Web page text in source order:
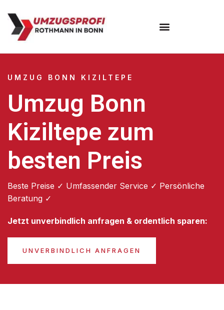
UMZUG BONN KIZILTEPE
Umzug Bonn
Kiziltepe zum
besten Preis
Beste Preise ✓ Umfassender Service ✓ Persönliche
Beratung ✓
Jetzt unverbindlich anfragen & ordentlich sparen:
UNVERBINDLICH ANFRAGEN